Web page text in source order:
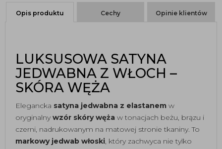
Opis produktu Cechy Opinie klientów
LUKSUSOWA SATYNA
JEDWABNA Z WŁOCH –
SKÓRA WĘŻA
Elegancka satyna jedwabna z elastanem w
oryginalny wzór skóry węża w tonacjach beżu, brązu i
czerni, nadrukowanym na matowej stronie tkaniny. To
markowy jedwab włoski, który zachwyca nie tylko